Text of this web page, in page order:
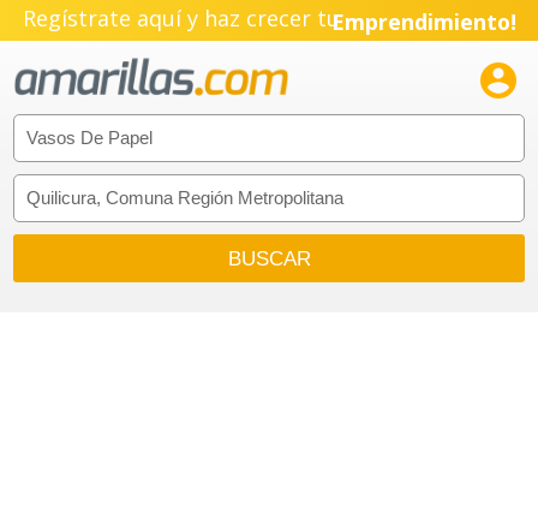
Regístrate aquí y haz crecer tuEmprendimiento!
